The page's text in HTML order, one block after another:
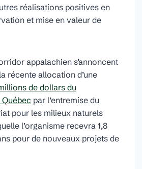
réalisations positives en
et mise en valeur de
appalachien s’annoncent
récente allocation d’une
de dollars du
par l’entremise du
pour les milieux naturels
l’organisme recevra 1,8
pour de nouveaux projets de